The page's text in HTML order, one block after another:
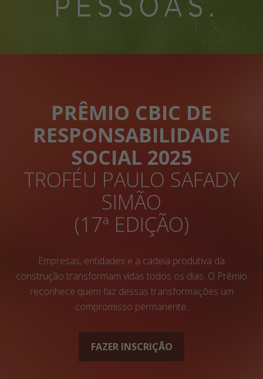
PRÊMIO CBIC DE
RESPONSABILIDADE
SOCIAL 2025
TROFÉU PAULO SAFADY
SIMÃO
(17ª EDIÇÃO)
Empresas, entidades e a cadeia produtiva da
construção transformam vidas todos os dias. O Prêmio
reconhece quem faz dessas transformações um
compromisso permanente.
FAZER INSCRIÇÃO